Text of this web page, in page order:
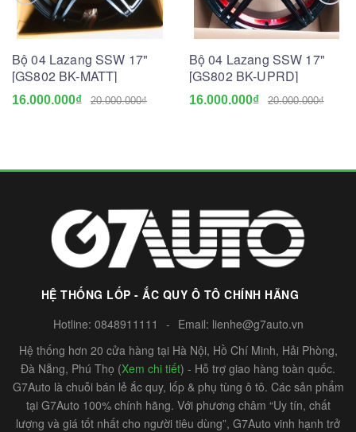
Bộ 04 Lazang SSW 17"
[GS802 BK-MATT]
16.000.000₫ 20.000.000₫
Bộ 04 Lazang SSW 17"
[GS802 BK-UPRD]
16.000.000₫ 20.000.000₫
HỆ THỐNG LỐP - ẮC QUY Ô TÔ CHÍNH HÃNG
Hotline: 0848911111 - Email: lienhe@g7auto.vn
Hệ thống hơn 20 cửa hàng tại Hà Nội, Hồ Chí Minh, Hải Phòng,
Đà Nẵng, Phú Thọ (Xem chi tiết) - Hỗ trợ giao hàng toàn quốc.
G7Auto là chuỗi bán lẻ ắc quy, lốp & phụ tùng ô tô. Các sản phẩm
tại G7Auto 100% chính hãng. Với phương châm “Uy tín, chất
lượng và giá tốt nhất cho người tiêu dùng”, G7Auto vinh hạnh trở